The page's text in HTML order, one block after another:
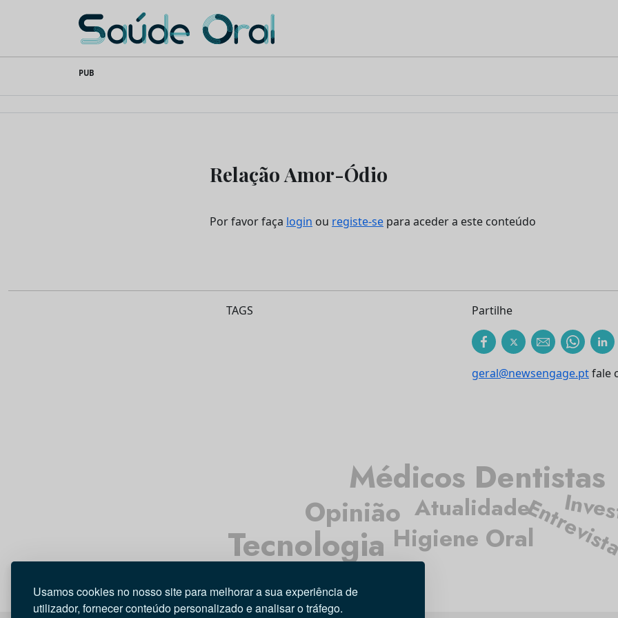
Usamos cookies no nosso site para melhorar a sua experiência de
utilizador, fornecer conteúdo personalizado e analisar o tráfego.
content
Saúde Oral
PUB
Relação Amor-Ódio
Por favor faça login ou registe-se para aceder a este conteúdo
TAGS Partilhe
geral@newsengage.ptfale
Atualidade
Médicos Dentistas
Higiene Oral
Opinião
Tecnologia